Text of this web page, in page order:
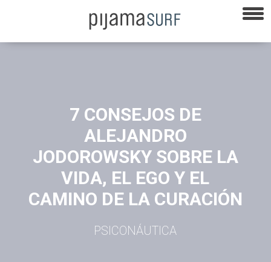
7 CONSEJOS DE
ALEJANDRO
JODOROWSKY SOBRE LA
VIDA, EL EGO Y EL
CAMINO DE LA CURACIÓN
PSICONÁUTICA